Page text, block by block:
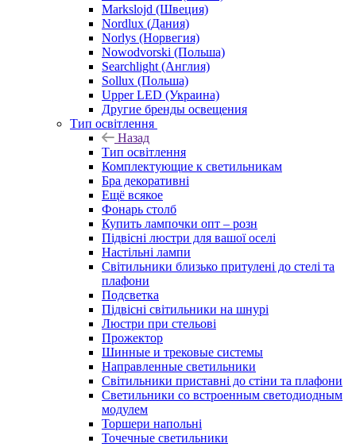
Markslojd (Швеция)
Nordlux (Дания)
Norlys (Норвегия)
Nowodvorski (Польша)
Searchlight (Англия)
Sollux (Польша)
Upper LED (Украина)
Другие бренды освещения
Тип освітлення
Назад
Тип освітлення
Комплектующие к светильникам
Бра декоративні
Ещё всякое
Фонарь столб
Купить лампочки опт – розн
Підвісні люстри для вашої оселі
Настільні лампи
Світильники близько притулені до стелі та
плафони
Подсветка
Підвісні світильники на шнурі
Люстри при стельові
Прожектор
Шинные и трековые системы
Направленные светильники
Світильники приставні до стіни та плафони
Светильники со встроенным светодиодным
модулем
Торшери напольні
Точечные светильники